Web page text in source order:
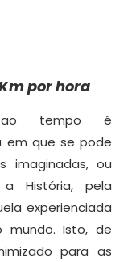
por hora
ao tempo é
em que se pode
imaginadas, ou
História, pela
experienciada
mundo. Isto, de
para as